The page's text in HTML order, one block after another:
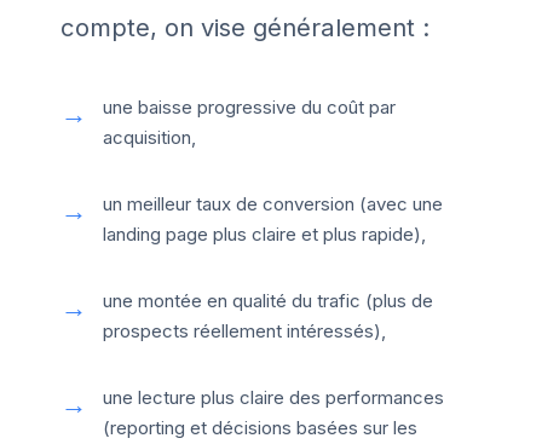
compte, on vise généralement :
une baisse progressive du coût par
acquisition,
un meilleur taux de conversion (avec une
landing page plus claire et plus rapide),
une montée en qualité du trafic (plus de
prospects réellement intéressés),
une lecture plus claire des performances
(reporting et décisions basées sur les